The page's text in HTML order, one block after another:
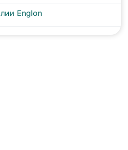
Englon